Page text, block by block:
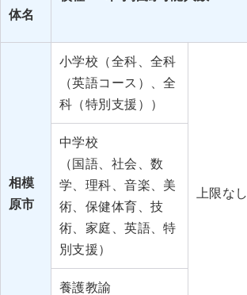
体名
相模
原市
小学校（全科、全科
（英語コース）、全
科（特別支援））
上限なし
中学校
（国語、社会、数
学、理科、音楽、美
術、保健体育、技
術、家庭、英語、特
別支援）
養護教諭